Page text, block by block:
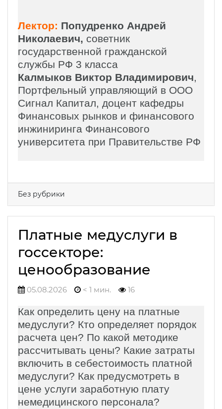
Лектор: Попудренко Андрей
Николаевич, советник
государственной гражданской
службы РФ 3 класса
Калмыков Виктор Владимирович,
Портфельный управляющий в ООО
Сигнал Капитал, доцент кафедры
Финансовых рынков и финансового
инжиниринга Финансового
университета при Правительстве РФ
Без рубрики
Платные медуслуги в
госсекторе:
ценообразование
05.08.2026 < 1 мин. 16
Как определить цену на платные
медуслуги? Кто определяет порядок
расчета цен? По какой методике
рассчитывать цены? Какие затраты
включить в себестоимость платной
медуслуги? Как предусмотреть в
цене услуги заработную плату
немедицинского персонала?